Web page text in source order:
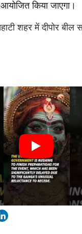
किया जाएगा।
शहर में दीपोर बील